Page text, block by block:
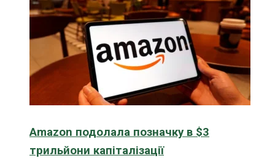
Amazon подолала позначку в $3
трильйони капіталізації